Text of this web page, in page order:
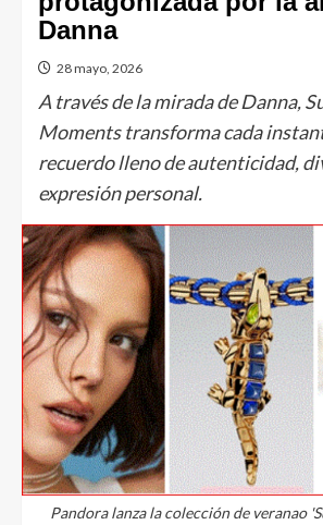
Danna
28 mayo, 2026
A través de la mirada de Danna,
Moments transforma cada
recuerdo lleno de autenticidad,
expresión personal.
Pandora lanza la colección de veranao